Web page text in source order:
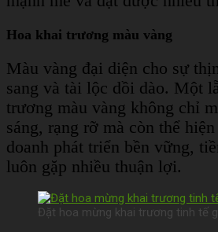
Hoa khai trương màu vàng
Màu vàng đại diện cho sự
sang và tài lộc dồi dào. Một
trương màu vàng không chỉ
sáng, rạng rỡ mà còn thể
doanh phát triển bền vững,
luôn gặp nhiều thuận lợi.
Đặt hoa mừng khai trương tinh tế